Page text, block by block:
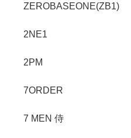
ZEROBASEONE(ZB1)
2NE1
2PM
7ORDER
7 MEN 侍